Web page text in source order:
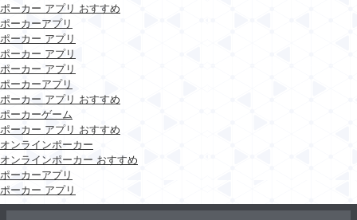
ポーカー アプリ おすすめ
ポーカーアプリ
ポーカー アプリ
ポーカー アプリ
ポーカー アプリ
ポーカーアプリ
ポーカー アプリ おすすめ
ポーカーゲーム
ポーカー アプリ おすすめ
オンラインポーカー
オンラインポーカー おすすめ
ポーカーアプリ
ポーカー アプリ